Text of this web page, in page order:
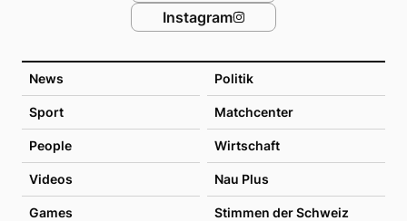
News Politik
Sport Matchcenter
People Wirtschaft
Videos Nau Plus
Games Stimmen der Schweiz
Instagram